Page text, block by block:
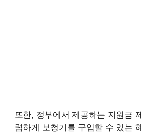
또한, 정부에서 제공하는 지원금
렴하게 보청기를 구입할 수 있는